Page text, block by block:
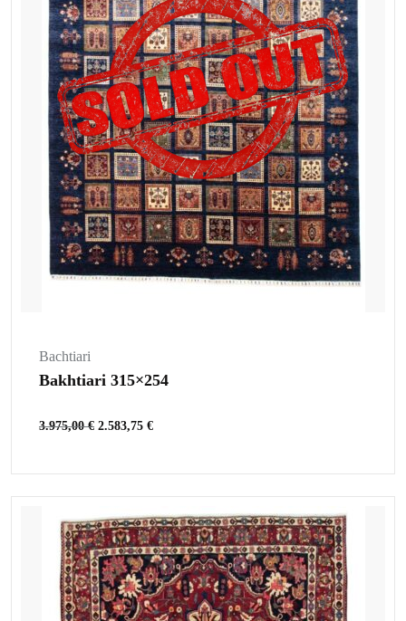
Bachtiari
Bakhtiari 315×254
3.975,00€ 2.583,75 €